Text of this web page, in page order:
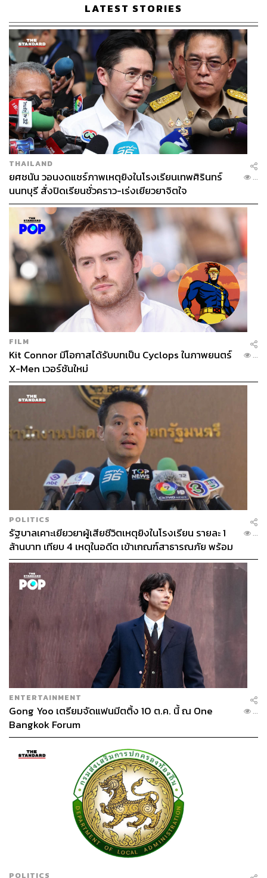
แต่กระนั้น นายกฯ กลับมีคำสั่งให้ ดร.เอกนิติ เป็นประธาน
คณะกรรมการศึกษาแนวทางขับเคลื่อนโครงการแลนด์บริดจ์
ซึ่งมีกรอบเวลา 90 วันในการศึกษาโครงการดังกล่าว
ทำให้เกิดการตั้งคำถาม ถึงความคุ้มค่าและผลกระทบของ
โครงการนี้ว่าเหตุใดรัฐบาลจึงผลักดันเรื่องนี้อย่างหนัก
“การสั่งให้คุณเอกนิติไปศึกษาเพิ่มอีก 90 วัน เป็นเพียงการเตะ
ถ่วงและซื้อเวลา เนื่องจากโครงการถูกกระแสสังคมตีกลับ
อย่างหนัก” ศิริกัญญาเริ่มฉายภาพ
ศิริกัญญาเชื่อว่า เป้าหมายที่แท้จริงของโครงการนี้ คือการ
ผลักดัน พ.ร.บ. เขตเศรษฐกิจพิเศษภาคใต้ ที่ลอกโมเดลมาจาก
โครงการพัฒนาระเบียงเศรษฐกิจพิเศษภาคตะวันออก ซึ่งจะ
ให้อำนาจเปลี่ยนสีผังเมืองเป็นสีม่วง (เน้นนิคมอุตสาหกรรม)
ตรงจุดใดก็ได้ เอื้อให้เกิดการกว้านซื้อที่ดินและเก็งกำไร
มหาศาล แม้โครงการจะไม่เกิดขึ้นจริงก็ตาม
ทั้งนี้ ผลการศึกษาเดิมย้อนแย้งอย่างมาก เนื่องจากบริษัทที่
ปรึกษาระดับโลก ทำตัวเลขผลตอบแทนทางการเงิน (FIRR)
สูงถึง 11% แต่ผลตอบแทนทางเศรษฐกิจของรัฐ (EIRR) กลับ
อยู่แค่ 8% ซึ่งผิดปกติมากสำหรับโครงการโครงสร้างพื้นฐาน
กรณ์ชวนมองในมุมยุทธศาสตร์ความมั่นคงว่า ยิ่งสร้างแลนด์
บริดจ์ ยิ่งทำให้ไทยกลายเป็นสมรภูมิและล่อเป้า หากมีความ
ตึงเครียดระหว่างสหรัฐอเมริกาและจีน ราวกับเป็นการชักศึก
เข้าบ้านเสียเอง แถมโครงการนี้จะกระทบต่อสิ่งแวดล้อม วิถี
ชีวิตชาวบ้าน และอาจนำไปสู่ปัญหาการครอบครองที่ดินของ
ศิริกัญญากล่าวต่อว่า หากอ้างเรื่องความมั่นคงและช่องแคบ
ถูกปิด โครงการนี้ จะไม่ใช่ให้เอกชนลงทุน 100% อีกต่อไป
แต่จะต้องกลายเป็นการลงทุนแบบรัฐต่อรัฐ (G2G) เหมือนกับ
กรณีรถไฟฟ้าความเร็วสูงไทย-จีน ซึ่งอาจกลายเป็นผล
ประโยชน์ด้านความมั่นคงของจีน (หากร่วมมือกับไทยใน
โครงการแลนด์บริดจ์) ที่ต้องการทางออกสู่มหาสมุทรอินเดีย
ไม่ใช่ของไทย
ฉะนั้น หากเป้าหมายที่รัฐบาลต้องการให้ใช้เป็นแหล่งขนส่ง-
เดินเรือ ที่สะดวกขึ้นนั้น แต่ในความเป็นจริงอาจไม่เป็นอย่าง
นั้น และอาจไม่มีใครใช้เส้นทางแลนด์บริดจ์นี้
“การขนตู้คอนเทนเนอร์ 20,000 ตู้ลงจากเรือ ขนขึ้นรถไฟ (ซึ่ง
จุได้ขบวนละประมาณ 100 ตู้) วิ่งข้ามฝั่ง แล้วรอขนขึ้นเรืออีก
ลำ ต้องใช้เวลากว่า 3 สัปดาห์ มีต้นทุนการขนขึ้นขนลงสูง
มาก บริษัทเดินเรือจึงเลือกวิ่งอ้อมช่องแคบมะละกาตามเดิม
เพราะเร็วกว่าและถูกกว่า” กรณ์ขยายความจากข้อมูลที่คุยกับ
บริษัทเดินเรือเอกชน
ขณะเดียวกัน มาเลเซียกำลังสร้างโครงการ ECRL (East
Coast Rail Link) หรือรถไฟทางคู่ความเร็วปานกลางระยะ
Terengganu, Pahang) เข้ากับฝั่งตะวันตก (Selangor/Klang
Valley) เป้าหมายเพื่อยกระดับเศรษฐกิจ กระจายความเจริญ
และลดเวลาเดินทาง โดยคาดว่าจะแล้วเสร็จและเปิดให้
บริการในช่วงปลายปี 2026 ซึ่งจีนเป็นผู้ลงทุนถึง 75% ทำให้
จีนย่อมเลือกใช้เส้นทางของมาเลเซียมากกว่าเส้นทางของ
ที่น่าสนใจกว่านั้นคือ โครงการยักษ์ใหญ่นี้ไม่เคยปรากฏอยู่
ในนโยบายที่พรรคภูมิใจไทยยื่นต่อ กกต. คำถามสำคัญคือ
LATEST STORIES
THAILAND
ยศชนัน วอนงดแชร์ภาพเหตุยิงในโรงเรียนเทพศิรินทร์
นนทบุรี สั่งปิดเรียนชั่วคราว-เร่งเยียวยาจิตใจ
...
FILM
Kit Connor มีโอกาสได้รับบทเป็น Cyclops ในภาพยนตร์
X-Men เวอร์ชันใหม่
...
POLITICS
รัฐบาลเคาะเยียวยาผู้เสียชีวิตเหตุยิงในโรงเรียน รายละ 1
ล้านบาท เทียบ 4 เหตุในอดีต เข้าเกณฑ์สาธารณภัย พร้อม
เร่งจ่ายโดยเร็ว
...
ENTERTAINMENT
Gong Yoo เตรียมจัดแฟนมีตติ้ง 10 ต.ค. นี้ ณ One
Bangkok Forum
...
POLITICS